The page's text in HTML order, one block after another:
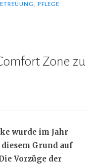
, PFLEGE
Zone zu
wurde im Jahr
Grund auf
Vorzüge der